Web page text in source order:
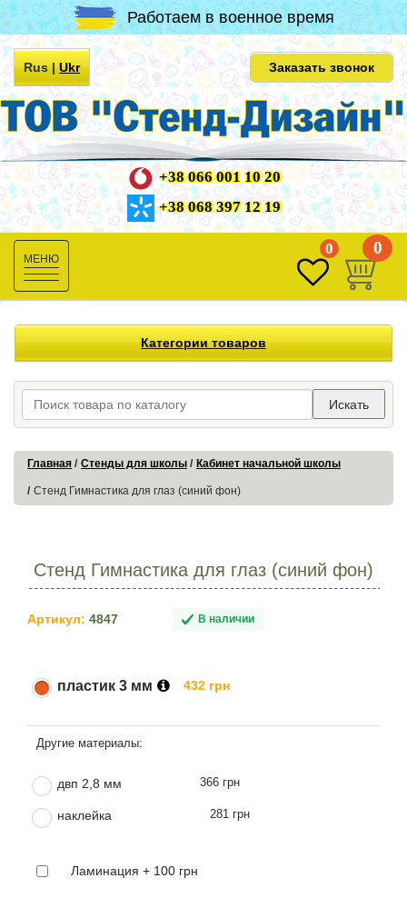
Работаем в военное время
Rus|Ukr Заказать звонок
+38 066 001 10 20
+38 068 397 12 19
Toggle
navigation
0 0
Категории товаров
Искать
Главная Стенды для школы Кабинет начальной школы
Стенд Гимнастика для глаз (синий фон)
Стенд Гимнастика для глаз (синий фон)
Артикул: 4847 В наличии
пластик 3 мм 432 грн
двп 2,8 мм 366 грн
наклейка 281 грн
Ламинация + 100 грн